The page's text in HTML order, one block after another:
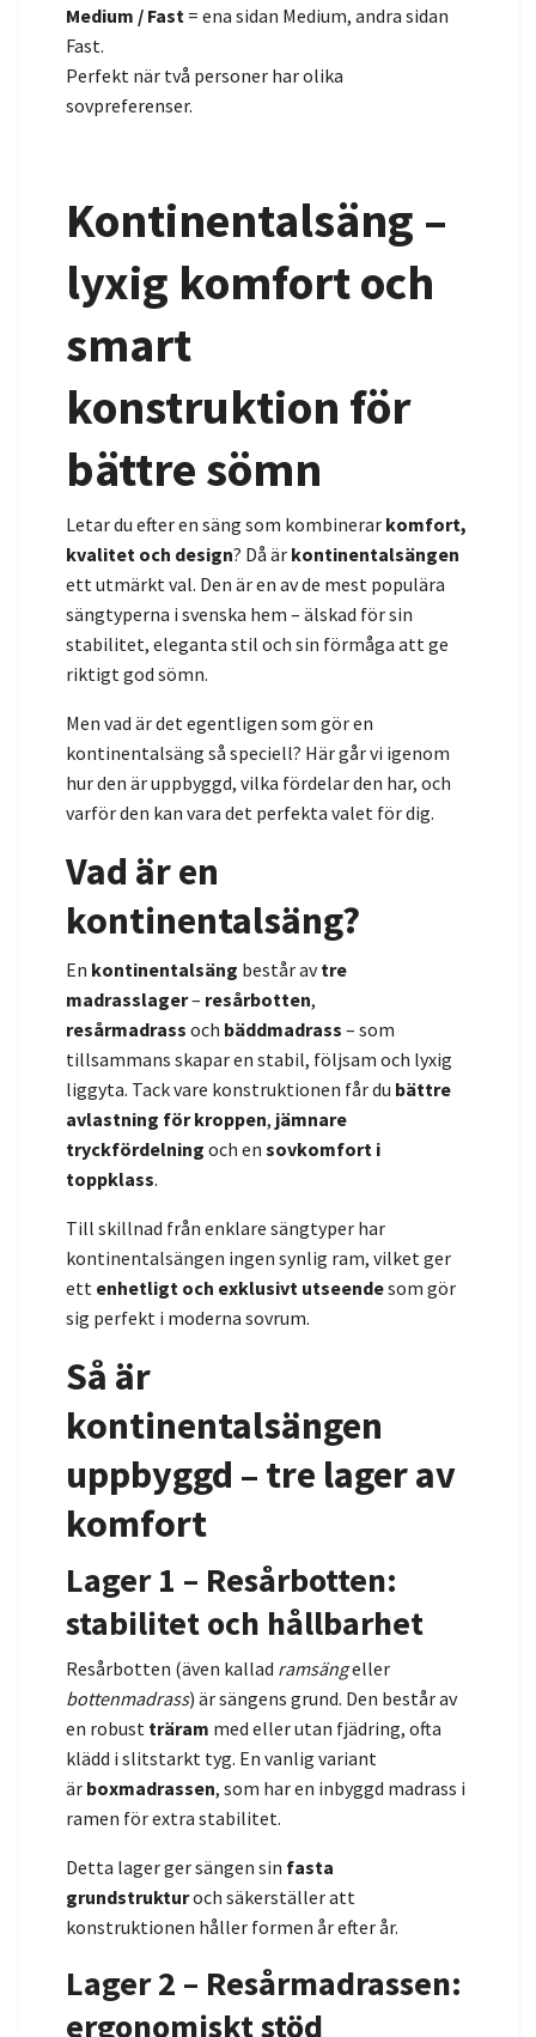
Medium / Fast = ena sidan Medium, andra sidan
Fast.
Perfekt när två personer har olika
sovpreferenser.
Kontinentalsäng –
lyxig komfort och
smart
konstruktion för
bättre sömn
Letar du efter en säng som kombinerar komfort,
kvalitet och design? Då är kontinentalsängen
ett utmärkt val. Den är en av de mest populära
sängtyperna i svenska hem – älskad för sin
stabilitet, eleganta stil och sin förmåga att ge
riktigt god sömn.
Men vad är det egentligen som gör en
kontinentalsäng så speciell? Här går vi igenom
hur den är uppbyggd, vilka fördelar den har, och
varför den kan vara det perfekta valet för dig.
Vad är en
kontinentalsäng?
En kontinentalsäng består av tre
madrasslager– resårbotten,
resårmadrass och bäddmadrass – som
tillsammans skapar en stabil, följsam och lyxig
liggyta. Tack vare konstruktionen får du bättre
avlastning för kroppen, jämnare
tryckfördelning och en sovkomfort i
toppklass.
Till skillnad från enklare sängtyper har
kontinentalsängen ingen synlig ram, vilket ger
ett enhetligt och exklusivt utseendesom gör
sig perfekt i moderna sovrum.
Så är
kontinentalsängen
uppbyggd – tre lager av
komfort
Lager 1 – Resårbotten:
stabilitet och hållbarhet
Resårbotten (även kallad ramsängeller
bottenmadrass) är sängens grund. Den består av
en robust träram med eller utan fjädring, ofta
klädd i slitstarkt tyg. En vanlig variant
är boxmadrassen, som har en inbyggd madrass i
ramen för extra stabilitet.
Detta lager ger sängen sin fasta
grundstrukturoch säkerställer att
konstruktionen håller formen år efter år.
Lager 2 – Resårmadrassen:
ergonomiskt stöd